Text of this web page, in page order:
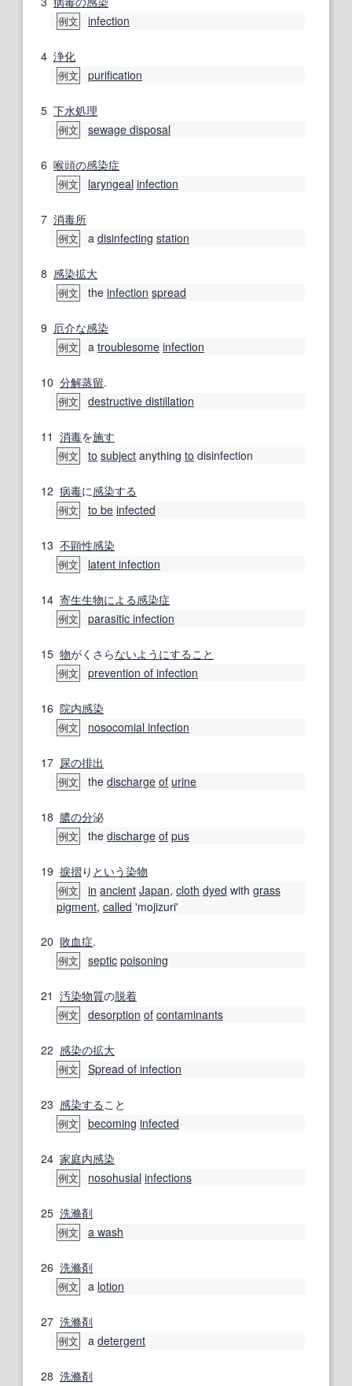
例文 infection
4 浄化
例文 purification
5 下水処理
例文 sewage disposal
6 喉頭の感染症
例文 laryngeal infection
7 消毒所
例文 a disinfecting station
8 感染拡大
例文 the infection spread
9 厄介な感染
例文 a troublesome infection
10 分解蒸留.
例文 destructive distillation
11 消毒を施す
例文 to subject anything to disinfection
12 病毒に感染する
例文 to be infected
13 不顕性感染
例文 latent infection
14 寄生生物による感染症
例文 parasitic infection
15 物がくさらないようにすること
例文 prevention of infection
16 院内感染
例文 nosocomial infection
17 尿の排出
例文 the discharge of urine
18 膿の分泌
例文 the discharge of pus
19 捩摺り という染物
例文 in ancient Japan, cloth dyed with grass
pigment, called 'mojizuri'
20 敗血症.
例文 septic poisoning
21 汚染物質の脱着
例文 desorption of contaminants
22 感染の拡大
例文 Spread of infection
23 感染すること
例文 becoming infected
24 家庭内感染
例文 nosohusial infections
25 洗滌剤
例文 a wash
26 洗滌剤
例文 a lotion
27 洗滌剤
例文 a detergent
28 洗滌剤